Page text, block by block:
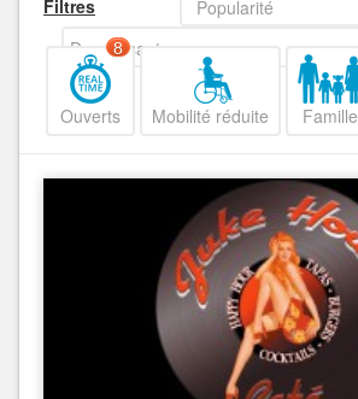
Filtres
Popularité
Decroissant
Ouverts
8
Mobilité réduite Famille